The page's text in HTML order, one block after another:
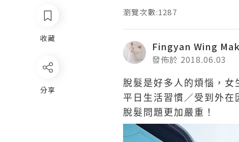
收藏
分享
瀏覽次數:1287
Fingyan Wing
發佈於 2018.06.03
脫髮是好多人的煩惱，女
平日生活習慣／受到外
脫髮問題更加嚴重！